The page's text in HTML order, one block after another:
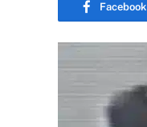
Facebook